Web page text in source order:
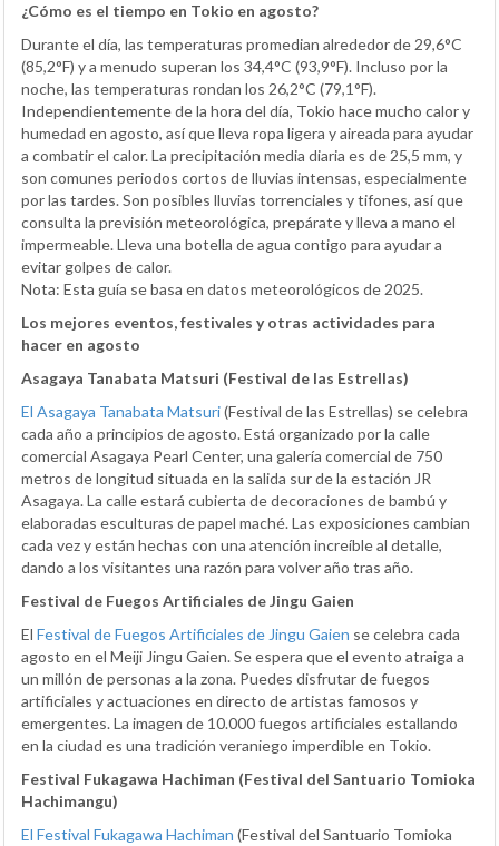
¿Cómo es el tiempo en Tokio en agosto?
Durante el día, las temperaturas promedian alrededor de 29,6°C
(85,2°F) y a menudo superan los 34,4°C (93,9°F). Incluso por la
noche, las temperaturas rondan los 26,2°C (79,1°F).
Independientemente de la hora del día, Tokio hace mucho calor y
humedad en agosto, así que lleva ropa ligera y aireada para ayudar
a combatir el calor. La precipitación media diaria es de 25,5 mm, y
son comunes periodos cortos de lluvias intensas, especialmente
por las tardes. Son posibles lluvias torrenciales y tifones, así que
consulta la previsión meteorológica, prepárate y lleva a mano el
impermeable. Lleva una botella de agua contigo para ayudar a
evitar golpes de calor.
Nota: Esta guía se basa en datos meteorológicos de 2025.
Los mejores eventos, festivales y otras actividades para
hacer en agosto
Asagaya Tanabata Matsuri (Festival de las Estrellas)
El Asagaya Tanabata Matsuri(Festival de las Estrellas) se celebra
cada año a principios de agosto. Está organizado por la calle
comercial Asagaya Pearl Center, una galería comercial de 750
metros de longitud situada en la salida sur de la estación JR
Asagaya. La calle estará cubierta de decoraciones de bambú y
elaboradas esculturas de papel maché. Las exposiciones cambian
cada vez y están hechas con una atención increíble al detalle,
dando a los visitantes una razón para volver año tras año.
Festival de Fuegos Artificiales de Jingu Gaien
El Festival de Fuegos Artificiales de Jingu Gaien se celebra cada
agosto en el Meiji Jingu Gaien. Se espera que el evento atraiga a
un millón de personas a la zona. Puedes disfrutar de fuegos
artificiales y actuaciones en directo de artistas famosos y
emergentes. La imagen de 10.000 fuegos artificiales estallando
en la ciudad es una tradición veraniego imperdible en Tokio.
Festival Fukagawa Hachiman (Festival del Santuario Tomioka
Hachimangu)
El Festival Fukagawa Hachiman (Festival del Santuario Tomioka